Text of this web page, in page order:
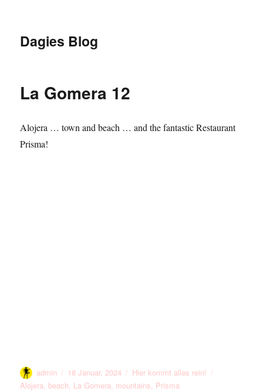
Dagies Blog
La Gomera 12
Alojera … town and beach … and the fantastic Restaurant
Prisma!
Autor
admin
Veröffentlicht
am
18 Januar, 2024 Kategorien
Hier kommt alles rein!
Alojera, beach, La Gomera, mountains, Prisma